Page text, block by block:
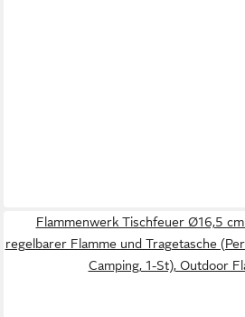
Flammenwerk Tischfeuer Ø16,5
regelbarer Flamme und Tragetasche
Camping, 1-St), Outdoor